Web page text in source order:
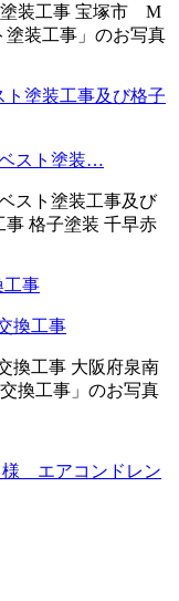
装工事 宝塚市 M
塗装工事」のお写真
スト塗装…
ト塗装工事及び
格子塗装 千早赤
換工事
工事 大阪府泉南
換工事」のお写真
エアコンドレン